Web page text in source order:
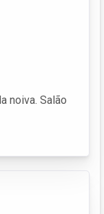
noiva. Salão